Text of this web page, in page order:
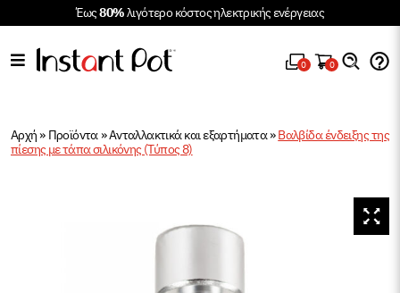
Έως80%λιγότερο κόστος ηλεκτρικής ενέργειας
0 0
Αρχή» Προϊόντα»Ανταλλακτικά και εξαρτήματα»Βαλβίδα ένδειξης της
πίεσης με τάπα σιλικόνης (Τύπος 8)